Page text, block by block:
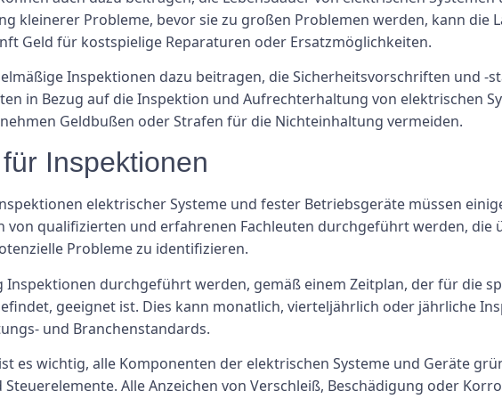
kleinerer Probleme, bevor sie zu großen Problemen werden, kann die
Geld für kostspielige Reparaturen oder Ersatzmöglichkeiten.
Inspektionen dazu beitragen, die Sicherheitsvorschriften und -
in Bezug auf die Inspektion und Aufrechterhaltung von elektrischen
Geldbußen oder Strafen für die Nichteinhaltung vermeiden.
Inspektionen
elektrischer Systeme und fester Betriebsgeräte müssen
von qualifizierten und erfahrenen Fachleuten durchgeführt werden,
Probleme zu identifizieren.
Inspektionen durchgeführt werden, gemäß einem Zeitplan, der für die
geeignet ist. Dies kann monatlich, vierteljährlich oder jährliche
und Branchenstandards.
es wichtig, alle Komponenten der elektrischen Systeme und Geräte
Alle Anzeichen von Verschleiß, Beschädigung oder